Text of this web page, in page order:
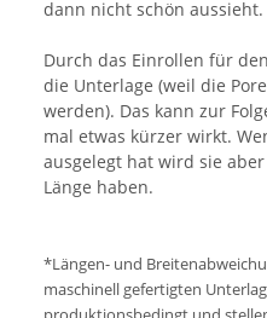
dann nicht schön aussieht.
Durch das Einrollen für
die Unterlage (weil die
werden). Das kann zur
mal etwas kürzer wirkt.
ausgelegt hat wird sie
Länge haben.
*Längen- und
maschinell gefertigten